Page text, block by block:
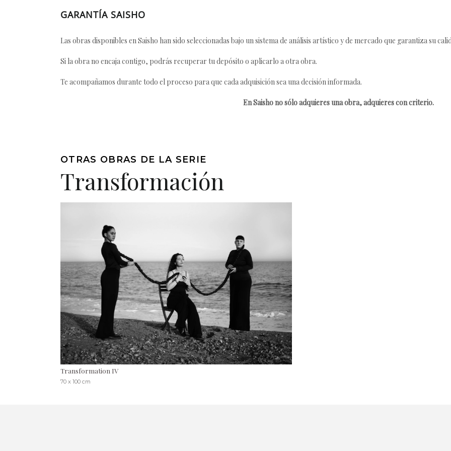
GARANTÍA SAISHO
Las obras disponibles en Saisho han sido seleccionadas bajo un sistema de análisis artístico y de mercado que garantiza su
Si la obra no encaja contigo, podrás recuperar tu depósito o aplicarlo a otra obra.
Te acompañamos durante todo el proceso para que cada adquisición sea una decisión informada.
En Saisho no sólo adquieres una obra, adquieres con criterio.
OTRAS OBRAS DE LA SERIE
Transformación
Transformation IV
70 x 100 cm